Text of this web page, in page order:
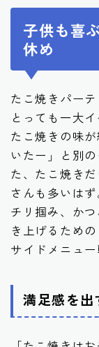
子供も喜
休め
たこ焼きパー
とっても一大
たこ焼きの味
いたー」と別
た、たこ焼き
さんも多いは
チリ掴み、か
き上げるため
サイドメニュー
満足感を出